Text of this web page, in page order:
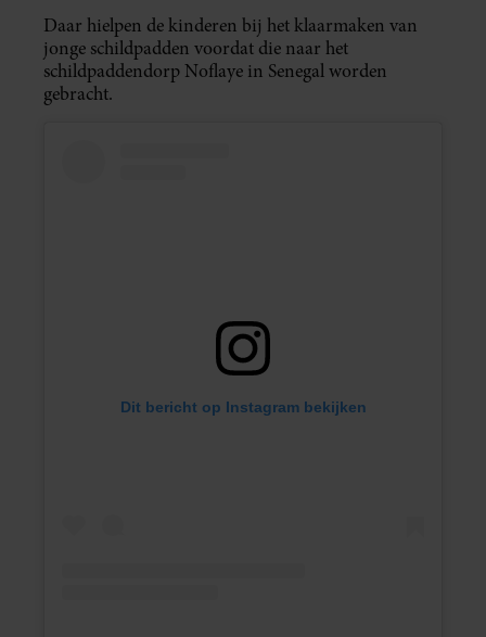
Daar hielpen de kinderen bij het klaarmaken van
jonge schildpadden voordat die naar het
schildpaddendorp Noflaye in Senegal worden
gebracht.
Dit bericht op Instagram bekijken